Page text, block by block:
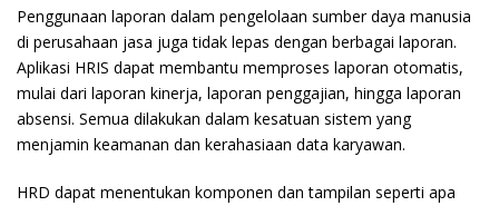
Penggunaan laporan dalam pengelolaan sumber daya manusia
di perusahaan jasa juga tidak lepas dengan berbagai laporan.
Aplikasi HRIS dapat membantu memproses laporan otomatis,
mulai dari laporan kinerja, laporan penggajian, hingga laporan
absensi. Semua dilakukan dalam kesatuan sistem yang
menjamin keamanan dan kerahasiaan data karyawan.
HRD dapat menentukan komponen dan tampilan seperti apa